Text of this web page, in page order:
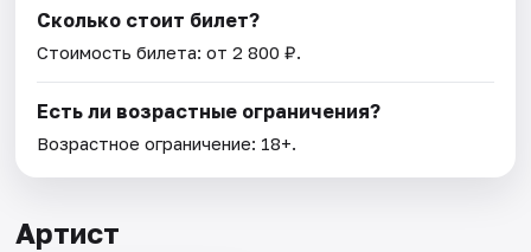
Сколько стоит билет?
Стоимость билета: от 2 800 ₽.
Есть ли возрастные ограничения?
Возрастное ограничение: 18+.
Артист